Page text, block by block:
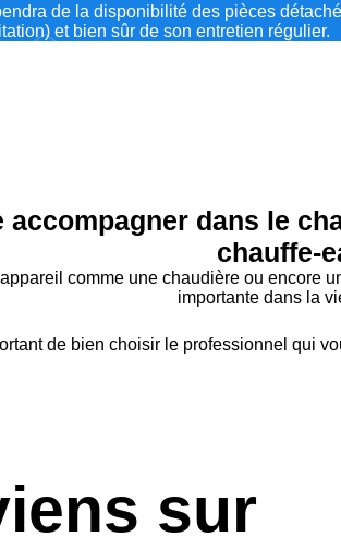
de la disponibilité des pièces
et bien sûr de son entretien régulier.
dans le
chauffe-
comme une chaudière ou encore
importante dans la
de bien choisir le professionnel qui
sur